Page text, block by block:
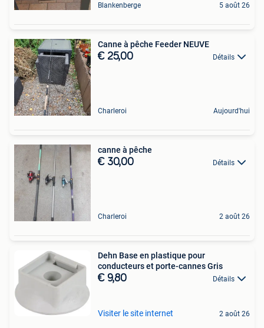
Blankenberge 5 août 26
Canne à pêche Feeder NEUVE
€ 25,00 Détails
Charleroi Aujourd'hui
canne à pêche
€ 30,00 Détails
Charleroi 2 août 26
Dehn Base en plastique pour
conducteurs et porte-cannes Gris
€ 9,80 Détails
Visiter le site internet 2 août 26